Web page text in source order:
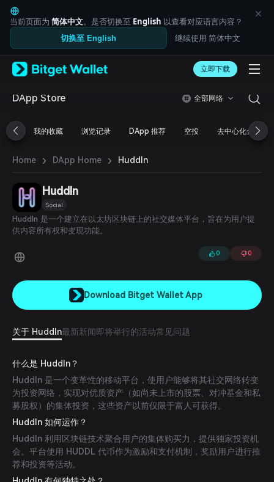
English
日本語
Tiếng Việt
Русский
Español (Latinoamérica)
Türkçe
Français
简体中文
繁體中文
Bahasa Indonesia
ภาษาไทย
العربية
বাংলা
Español
Português (Brasil)
当前页面为 简体中文。是否切换至 English 以查看对应语言内容？
切换至 English 继续使用 简体中文
立即下载
DApp Store 全部网络
我的收藏 浏览记录 DApp 推荐 空投 去中心化金融
Home › DApp Home › Huddln
Huddln
Social
Huddln 是一个建立在以太坊区块链上的社交媒体平台，旨在为用户提
供内容所有权和变现功能。
0 0
Download Bitget Wallet App
关于 Huddln最新新闻即将举行的活动常见问题
什么是 Huddln？
Huddln 是一个变革性的移动平台，使用户能够将其社交网络转变
为投资网络，实现对优质资产（如尚未上市的股票、对冲基金和私
募股权）的集体投资，这些资产以前仅限于富人可获得。
Huddln 如何运作？
Huddln 利用区块链技术聚合用户的集体购买力，提供独家投资机
会。平台使用 HUDDL 代币作为激励和支付机制，奖励用户进行推
荐和投资等活动。